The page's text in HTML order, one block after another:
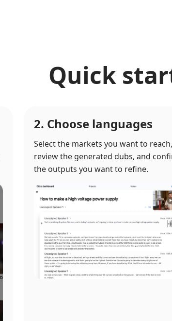
Quick
2. Choose languages
Select the markets you want to reach,
review the generated dubs, and
the outputs you want to refine.